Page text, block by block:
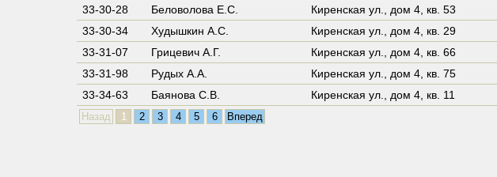
33-30-28
Беловолова Е.С. Киренская ул., дом 4 кв. 53
33-30-34
Худышкин А.С. Киренская ул., дом 4 кв. 29
33-31-07
Грицевич А.Г. Киренская ул., дом 4 кв. 66
33-31-98
Рудых А.А. Киренская ул., дом 4 кв. 75
33-34-63
Баянова С.В. Киренская ул., дом 4 кв. 11
Назад 1 2 3 4 5 6 Вперед